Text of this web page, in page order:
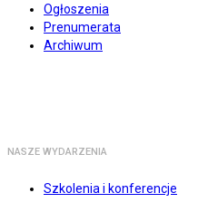
Ogłoszenia
Prenumerata
Archiwum
NASZE WYDARZENIA
Szkolenia i konferencje